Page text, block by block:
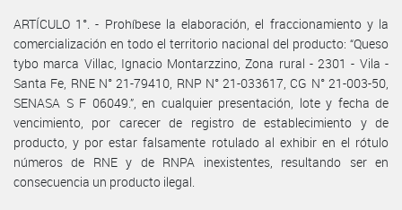
ARTÍCULO 1°. - Prohíbese la elaboración, el fraccionamiento y la
comercialización en todo el territorio nacional del producto: “Queso
tybo marca Villac, Ignacio Montarzzino, Zona rural - 2301 - Vila -
Santa Fe, RNE N° 21-79410, RNP N° 21-033617, CG N° 21-003-50,
SENASA S F 06049.”, en cualquier presentación, lote y fecha de
vencimiento, por carecer de registro de establecimiento y de
producto, y por estar falsamente rotulado al exhibir en el rótulo
números de RNE y de RNPA inexistentes, resultando ser en
consecuencia un producto ilegal.